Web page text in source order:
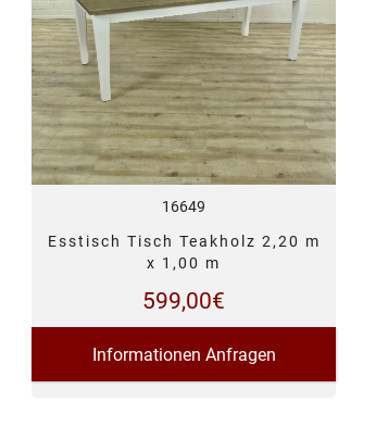
16649
Esstisch Tisch Teakholz 2,20 m
x 1,00 m
599,00€
Informationen Anfragen